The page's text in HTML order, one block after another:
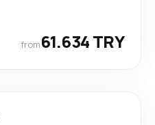
from61.634 TRY